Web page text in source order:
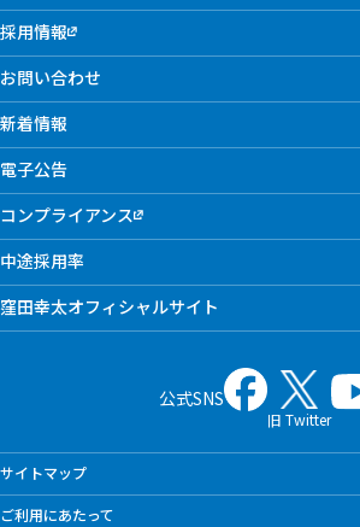
採用情報
お問い合わせ
新着情報
電子公告
コンプライアンス
中途採用率
窪田幸太オフィシャルサイト
公式SNS
旧 Twitter
サイトマップ
ご利用にあたって